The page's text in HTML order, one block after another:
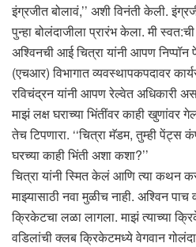
इंग्रजीत बोलावं,’’ अशी विनंती केली.
पुन्हा बोलंदाजीला प्रारंभ केला. मी
अश्विनची आई चित्रा यांनी आपण
(एचआर) विभागात व्यवस्थापकपदावर
रविचंद्रन यांनी आपण रेल्वेत अधिकारी
माझं लक्ष घराच्या भिंतींवर काही खुणांवर
तेच टिपणारा. ‘‘चित्रा मॅडम, तुम्ही पेंट्स
घरच्या काही भिंती अशा कशा?’’
चित्रा यांनी स्मित केलं आणि त्या कथन
माझ्यासाठी नवा मुळीच नाही. अश्विन पाच
क्रिकेटचा लळा लागला. माझं त्याच्या
वडिलांची क्लब क्रिकेटमध्ये वेगवान